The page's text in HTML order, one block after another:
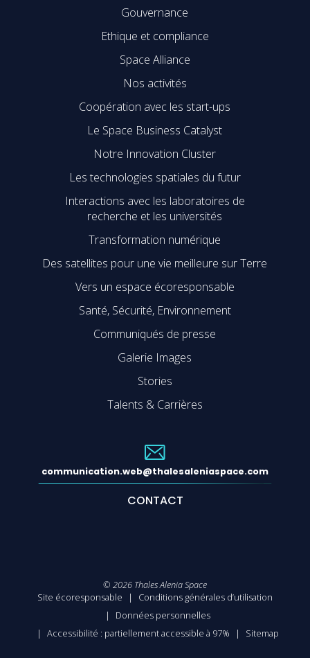
Gouvernance
Ethique et compliance
Space Alliance
Nos activités
Coopération avec les start-ups
Le Space Business Catalyst
Notre Innovation Cluster
Les technologies spatiales du futur
Interactions avec les laboratoires de
recherche et les universités
Transformation numérique
Des satellites pour une vie meilleure sur Terre
Vers un espace écoresponsable
Santé, Sécurité, Environnement
Communiqués de presse
Galerie Images
Stories
Talents & Carrières
communication.web@thalesaleniaspace.com
CONTACT
© 2026 Thales Alenia Space
Site écoresponsable
Conditions générales d’utilisation
Données personnelles
Accessibilité : partiellement accessible à 97%
Sitemap